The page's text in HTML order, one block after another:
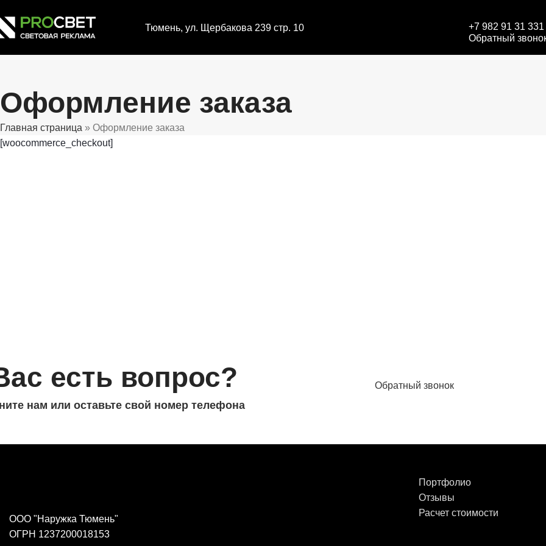
Тюмень, ул. Щербакова 239 стр. 10
+7 982 91 31 331
Обратный
Оформление заказа
Главная страница » Оформление заказа
[woocommerce_checkout]
есть вопрос?
нам или оставьте свой номер телефона
Обратный звонок
ООО "Наружка Тюмень"
ОГРН 1237200018153
Портфолио
Отзывы
Расчет стоимости